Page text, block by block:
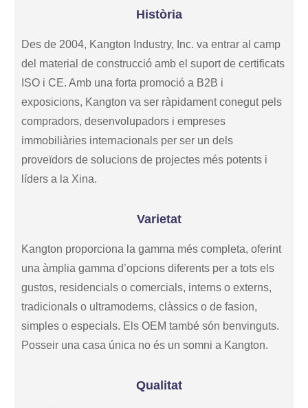
Història
Des de 2004, Kangton Industry, Inc. va entrar al camp
del material de construcció amb el suport de certificats
ISO i CE. Amb una forta promoció a B2B i
exposicions, Kangton va ser ràpidament conegut pels
compradors, desenvolupadors i empreses
immobiliàries internacionals per ser un dels
proveïdors de solucions de projectes més potents i
líders a la Xina.
Varietat
Kangton proporciona la gamma més completa, oferint
una àmplia gamma d’opcions diferents per a tots els
gustos, residencials o comercials, interns o externs,
tradicionals o ultramoderns, clàssics o de fasion,
simples o especials. Els OEM també són benvinguts.
Posseir una casa única no és un somni a Kangton.
Qualitat